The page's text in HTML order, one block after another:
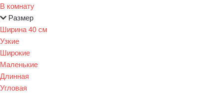
В комнату
Размер
Ширина 40 см
Узкие
Широкие
Маленькие
Длинная
Угловая